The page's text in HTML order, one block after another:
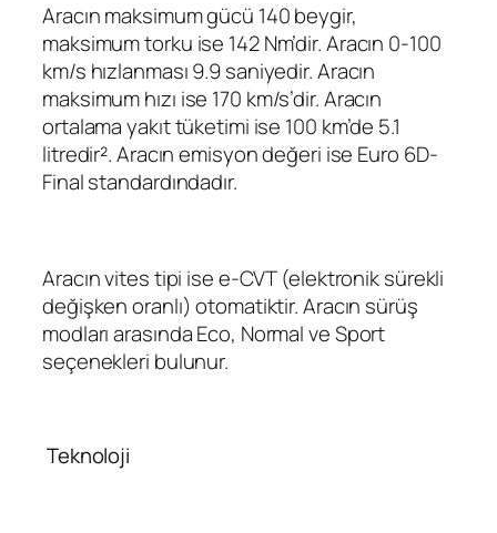
Aracın maksimum gücü 140 beygir,
maksimum torku ise 142 Nm’dir. Aracın 0-100
km/s hızlanması 9.9 saniyedir. Aracın
maksimum hızı ise 170 km/s’dir. Aracın
ortalama yakıt tüketimi ise 100 km’de 5.1
litredir². Aracın emisyon değeri ise Euro 6D-
Final standardındadır.
Aracın vites tipi ise e-CVT (elektronik sürekli
değişken oranlı) otomatiktir. Aracın sürüş
modları arasında Eco, Normal ve Sport
seçenekleri bulunur.
Teknoloji